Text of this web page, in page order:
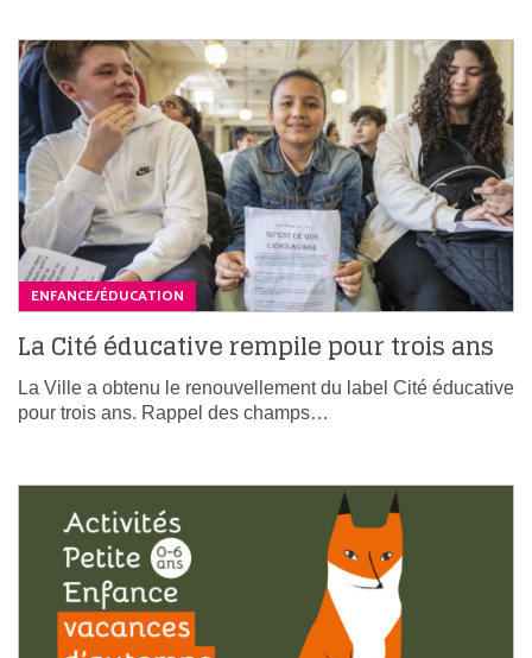
ENFANCE/ÉDUCATION
La Cité éducative rempile pour trois ans
La Ville a obtenu le renouvellement du label Cité éducative
pour trois ans. Rappel des champs…